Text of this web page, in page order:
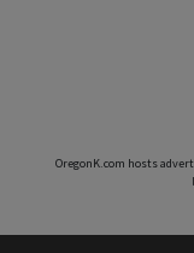
OregonK.com hosts